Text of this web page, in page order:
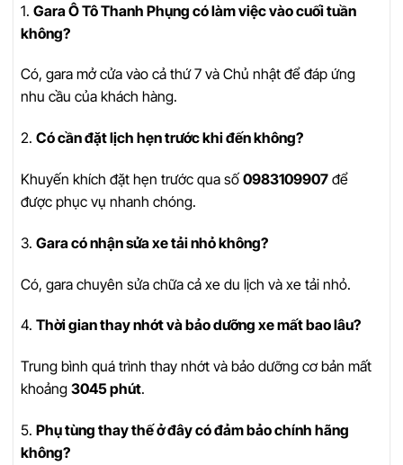
1. Gara Ô Tô Thanh Phụng có làm việc vào cuối tuần
không?
Có, gara mở cửa vào cả thứ 7 và Chủ nhật để đáp ứng
nhu cầu của khách hàng.
2. Có cần đặt lịch hẹn trước khi đến không?
Khuyến khích đặt hẹn trước qua số 0983109907 để
được phục vụ nhanh chóng.
3. Gara có nhận sửa xe tải nhỏ không?
Có, gara chuyên sửa chữa cả xe du lịch và xe tải nhỏ.
4. Thời gian thay nhớt và bảo dưỡng xe mất bao lâu?
Trung bình quá trình thay nhớt và bảo dưỡng cơ bản mất
khoảng 3045 phút.
5. Phụ tùng thay thế ở đây có đảm bảo chính hãng
không?